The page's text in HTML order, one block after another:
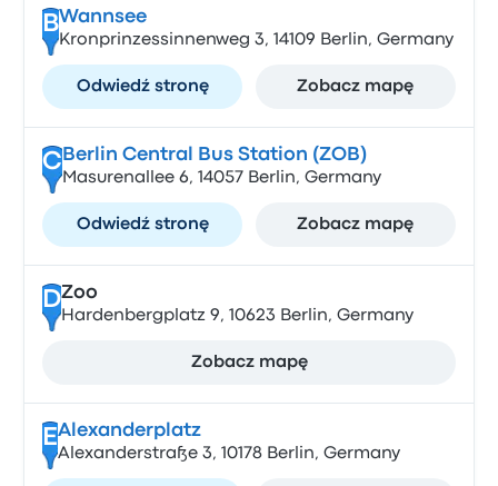
BWannsee
Kronprinzessinnenweg 3, 14109 Berlin, Germany
Odwiedź stronę Zobacz mapę
CBerlin Central Bus Station (ZOB)
Masurenallee 6, 14057 Berlin, Germany
Odwiedź stronę Zobacz mapę
DZoo
Hardenbergplatz 9, 10623 Berlin, Germany
Zobacz mapę
EAlexanderplatz
Alexanderstraße 3, 10178 Berlin, Germany